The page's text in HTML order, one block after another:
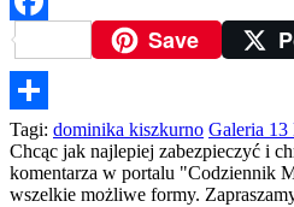
FacebookSave
Podziel
się
Tagi: dominika kiszkurno Galeria 13
Chcąc jak najlepiej zabezpieczyć i
komentarza w portalu "Codziennik
wszelkie możliwe formy.